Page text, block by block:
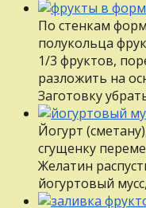
По стенкам
полукольца
1/3 фруктов,
разложить на
Заготовку
Йогурт
сгущенку
Желатин
йогуртовый